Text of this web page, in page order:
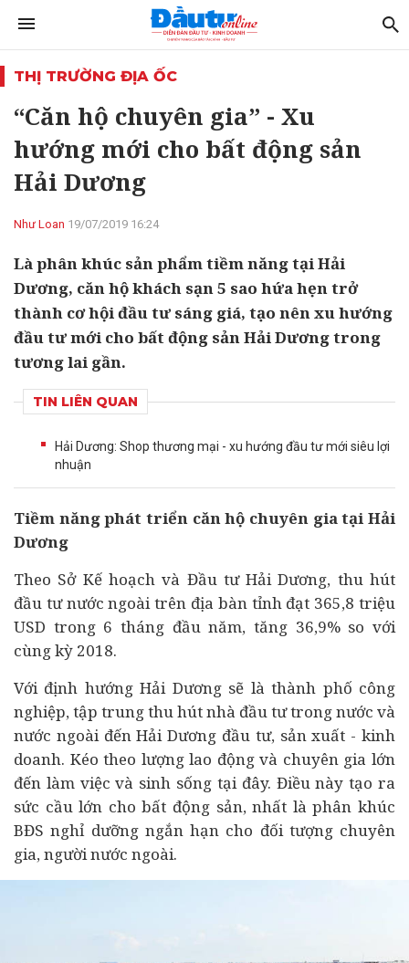
THỊ TRƯỜNG ĐỊA ỐC
“Căn hộ chuyên gia” - Xu
hướng mới cho bất động sản
Hải Dương
Như Loan 19/07/2019 16:24
Là phân khúc sản phẩm tiềm năng tại Hải
Dương, căn hộ khách sạn 5 sao hứa hẹn trở
thành cơ hội đầu tư sáng giá, tạo nên xu hướng
đầu tư mới cho bất động sản Hải Dương trong
tương lai gần.
TIN LIÊN QUAN
Hải Dương: Shop thương mại - xu hướng đầu tư mới siêu lợi
nhuận
Tiềm năng phát triển căn hộ chuyên gia tại Hải
Dương
Theo Sở Kế hoạch và Đầu tư Hải Dương, thu hút
đầu tưnước ngoài trên địa bàn tỉnh đạt 365,8 triệu
USD trong 6 tháng đầu năm, tăng 36,9% so với
cùng kỳ 2018.
Với định hướng Hải Dương sẽ là thành phố công
nghiệp, tập trung thu hút nhà đầu tư trong nước và
nước ngoài đến Hải Dương đầu tư, sản xuất - kinh
doanh. Kéo theo lượng lao động và chuyên gia lớn
đến làm việc và sinh sống tại đây. Điều này tạo ra
sức cầu lớn chobất động sản, nhất là phân khúc
BĐS nghỉ dưỡng ngắn hạn cho đối tượng chuyên
gia,người nước ngoài.